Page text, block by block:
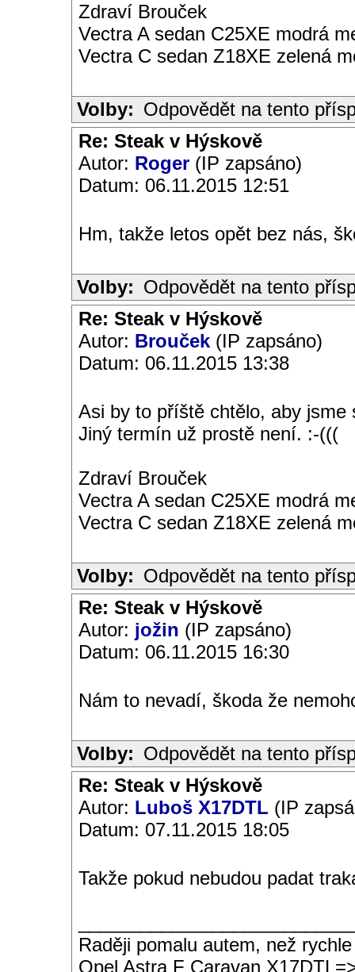
Zdraví Brouček
Vectra A sedan C25XE modrá
Vectra C sedan Z18XE zelená
Volby: Odpovědět na tento
Re: Steak v Hýskově
Autor: Roger (IP zapsáno)
Datum: 06.11.2015 12:51
Hm, takže letos opět bez nás,
Volby: Odpovědět na tento
Re: Steak v Hýskově
Autor: Brouček (IP zapsáno)
Datum: 06.11.2015 13:38
Asi by to příště chtělo, aby jsme
Jiný termín už prostě není. :-(((
Zdraví Brouček
Vectra A sedan C25XE modrá
Vectra C sedan Z18XE zelená
Volby: Odpovědět na tento
Re: Steak v Hýskově
Autor: jožin (IP zapsáno)
Datum: 06.11.2015 16:30
Nám to nevadí, škoda že
Volby: Odpovědět na tento
Re: Steak v Hýskově
Autor: Luboš X17DTL (IP
Datum: 07.11.2015 18:05
Takže pokud nebudou padat
Raději pomalu autem, než
Opel Astra F Caravan